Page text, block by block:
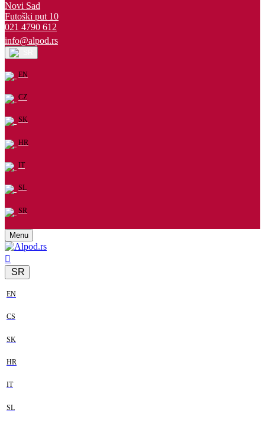
Novi Sad
Futoški put 10
021 4790 612
info@alpod.rs
EN
CZ
SK
HR
IT
SL
SR
Menu
SR
EN
CS
SK
HR
IT
SL